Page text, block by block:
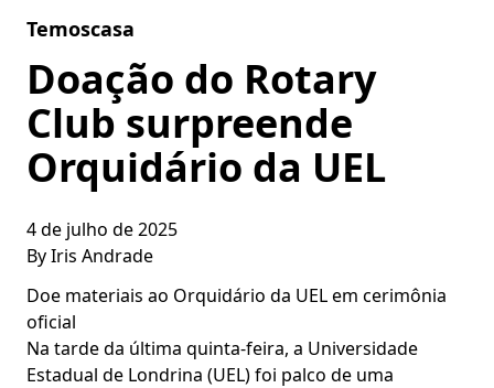
Temoscasa
Doação do Rotary
Club surpreende
Orquidário da UEL
4 de julho de 2025
ByIris Andrade
Doe materiais ao Orquidário da UEL em cerimônia
oficial
Na tarde da última quinta-feira, a Universidade
Estadual de Londrina (UEL) foi palco de uma